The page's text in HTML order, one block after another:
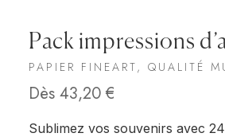
Pack impressions
PAPIER FINEART, QUALITÉ
Dès 43,20 €
Sublimez vos souvenirs avec